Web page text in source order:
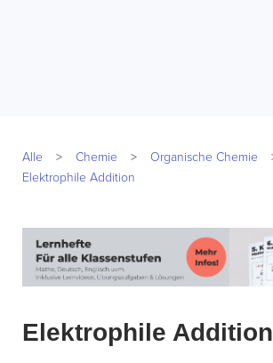
Alle Chemie
Organische Chemie
Elektrophile Addition
Elektrophile Addition